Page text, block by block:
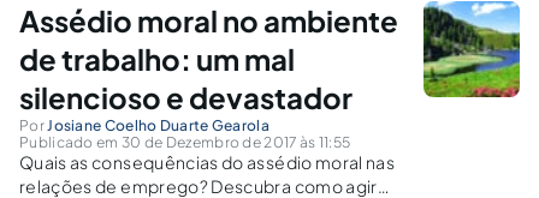
Assédio moral no ambiente
de trabalho: um mal
silencioso e devastador
Por Josiane Coelho Duarte Gearola
Publicado em 30 de Dezembro de 2017 às 11:55
Quais as consequências do assédio moral nas
relações de emprego? Descubra como agir